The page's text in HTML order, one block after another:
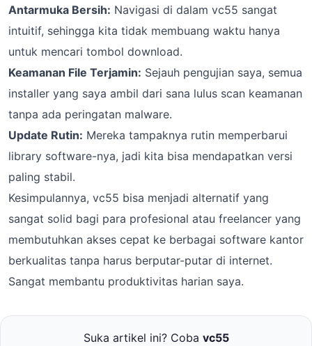
Antarmuka Bersih: Navigasi di dalam vc55 sangat
intuitif, sehingga kita tidak membuang waktu hanya
untuk mencari tombol download.
Keamanan File Terjamin: Sejauh pengujian saya, semua
installer yang saya ambil dari sana lulus scan keamanan
tanpa ada peringatan malware.
Update Rutin: Mereka tampaknya rutin memperbarui
library software-nya, jadi kita bisa mendapatkan versi
paling stabil.
Kesimpulannya, vc55 bisa menjadi alternatif yang
sangat solid bagi para profesional atau freelancer yang
membutuhkan akses cepat ke berbagai software kantor
berkualitas tanpa harus berputar-putar di internet.
Sangat membantu produktivitas harian saya.
Suka artikel ini? Coba vc55